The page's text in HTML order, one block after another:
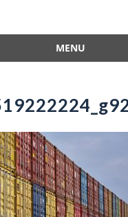
MENU